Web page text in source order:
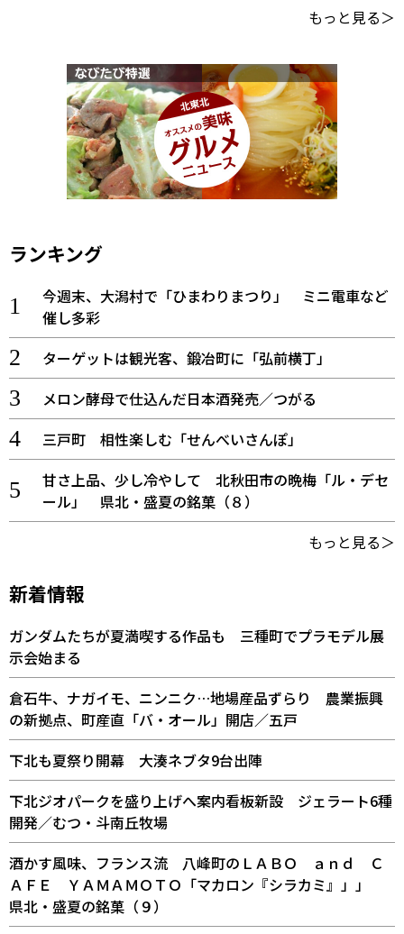
もっと見る＞
ランキング
今週末、大潟村で「ひまわりまつり」 ミニ電車など
催し多彩
ターゲットは観光客、鍛冶町に「弘前横丁」
メロン酵母で仕込んだ日本酒発売／つがる
三戸町 相性楽しむ「せんべいさんぽ」
甘さ上品、少し冷やして 北秋田市の晩梅「ル・デセ
ール」 県北・盛夏の銘菓（８）
もっと見る＞
新着情報
ガンダムたちが夏満喫する作品も 三種町でプラモデル展
示会始まる
倉石牛、ナガイモ、ニンニク…地場産品ずらり 農業振興
の新拠点、町産直「バ・オール」開店／五戸
下北も夏祭り開幕 大湊ネブタ9台出陣
下北ジオパークを盛り上げへ案内看板新設 ジェラート6種
開発／むつ・斗南丘牧場
酒かす風味、フランス流 八峰町のＬＡＢＯ ａｎｄ Ｃ
ＡＦＥ ＹＡＭＡＭＯＴＯ「マカロン『シラカミ』」」
県北・盛夏の銘菓（９）